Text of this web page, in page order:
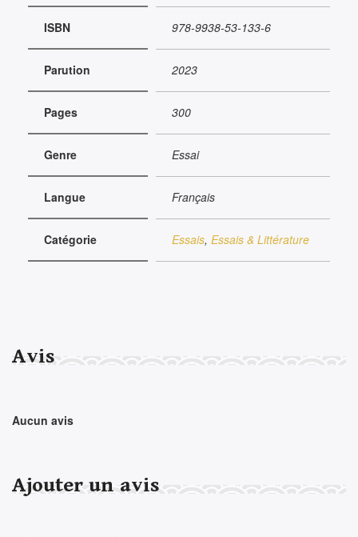
ISBN 978-9938-53-133-6
Parution 2023
Pages 300
Genre Essai
Langue Français
Catégorie Essais, Essais & Littérature
Avis
Aucun avis
Ajouter un avis